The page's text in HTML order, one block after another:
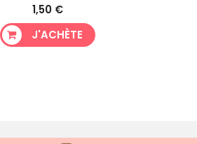
1,50 €
J'ACHÈTE